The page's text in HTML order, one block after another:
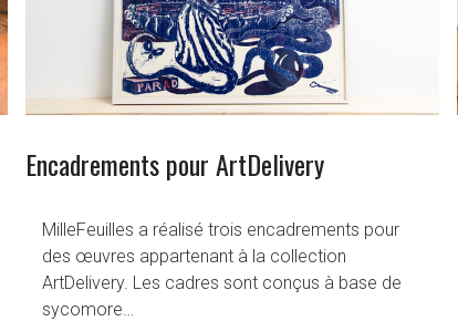
Encadrements pour ArtDelivery
MilleFeuilles a réalisé trois encadrements pour
des œuvres appartenant à la collection
ArtDelivery. Les cadres sont conçus à base de
sycomore…